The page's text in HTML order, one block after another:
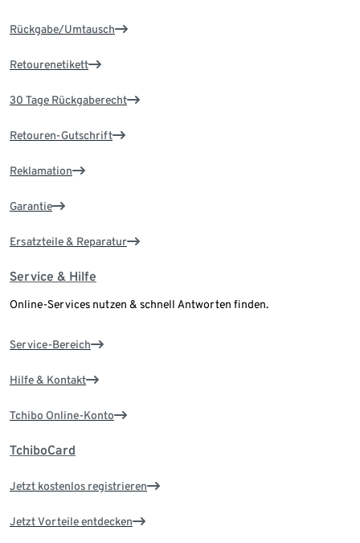
Rückgabe/Umtausch
Retourenetikett
30 Tage Rückgaberecht
Retouren-Gutschrift
Reklamation
Garantie
Ersatzteile & Reparatur
Service & Hilfe
Online-Services nutzen & schnell Antworten finden.
Service-Bereich
Hilfe & Kontakt
Tchibo Online-Konto
TchiboCard
Jetzt kostenlos registrieren
Jetzt Vorteile entdecken